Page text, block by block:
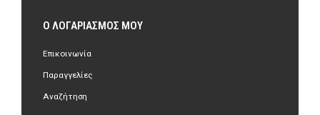
Ο ΛΟΓΑΡΙΑΣΜΌΣ ΜΟΥ
Επικοινωνία
Παραγγελίες
Αναζήτηση